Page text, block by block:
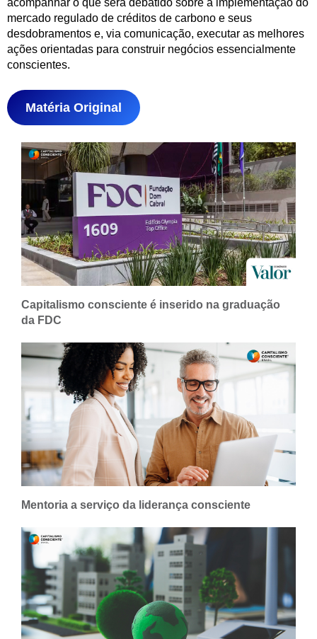
mercado regulado de créditos de carbono e seus
desdobramentos e, via comunicação, executar as melhores
ações orientadas para construir negócios essencialmente
conscientes.
Matéria Original
Capitalismo consciente é inserido na graduação
da FDC
Mentoria a serviço da liderança consciente